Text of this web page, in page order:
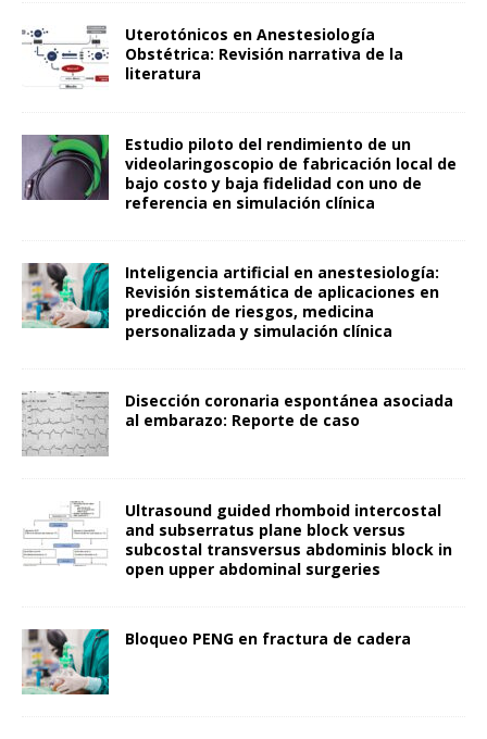
Uterotónicos en Anestesiología
Obstétrica: Revisión narrativa de la
literatura
Estudio piloto del rendimiento de un
videolaringoscopio de fabricación local de
bajo costo y baja fidelidad con uno de
referencia en simulación clínica
Inteligencia artificial en anestesiología:
Revisión sistemática de aplicaciones en
predicción de riesgos, medicina
personalizada y simulación clínica
Disección coronaria espontánea asociada
al embarazo: Reporte de caso
Ultrasound guided rhomboid intercostal
and subserratus plane block versus
subcostal transversus abdominis block in
open upper abdominal surgeries
Bloqueo PENG en fractura de cadera